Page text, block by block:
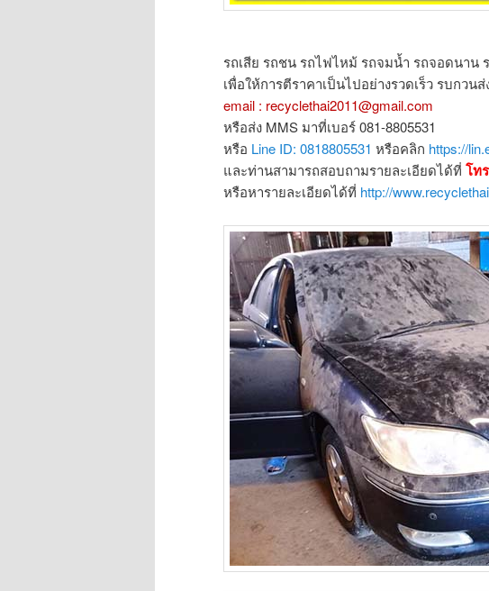
รถเสีย รถชน รถไฟไหม้ รถจมน้ำ รถจอดนาน
เพื่อให้การตีราคาเป็นไปอย่างรวดเร็ว รบกวน
email : recyclethai2011@gmail.com
หรือส่ง MMS มาที่เบอร์ 081-8805531
หรือ Line ID: 0818805531 หรือคลิก https://
และท่านสามารถสอบถามรายละเอียดได้ที่ โท
หรือหารายละเอียดได้ที่ http://